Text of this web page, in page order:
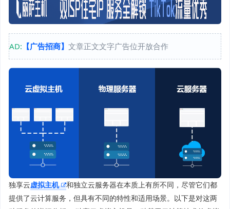
AD: 【广告招商】 文章正文文字广告位开放合作
独享云虚拟主机
和独立云服务器在本质上有所不同，尽管它们都
提供了云计算服务，但具有不同的特性和适用场景。以下是对这两